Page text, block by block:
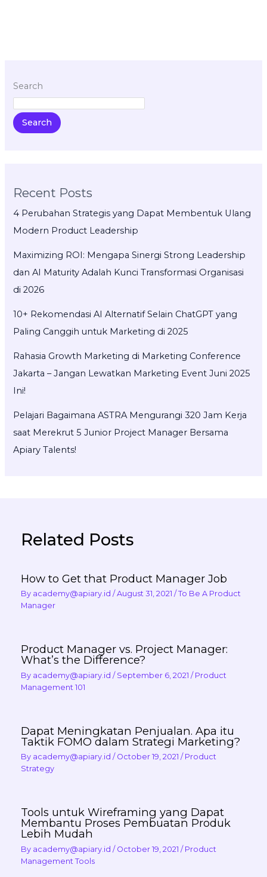
Search
Search
Recent Posts
4 Perubahan Strategis yang Dapat Membentuk Ulang
Modern Product Leadership
Maximizing ROI: Mengapa Sinergi Strong Leadership
dan AI Maturity Adalah Kunci Transformasi Organisasi
di 2026
10+ Rekomendasi AI Alternatif Selain ChatGPT yang
Paling Canggih untuk Marketing di 2025
Rahasia Growth Marketing di Marketing Conference
Jakarta – Jangan Lewatkan Marketing Event Juni 2025
Ini!
Pelajari Bagaimana ASTRA Mengurangi 320 Jam Kerja
saat Merekrut 5 Junior Project Manager Bersama
Apiary Talents!
Related Posts
How to Get that Product Manager Job
By academy@apiary.id/August 31, 2021/To Be A Product
Manager
Product Manager vs. Project Manager:
What’s the Difference?
By academy@apiary.id/ September 6, 2021/ Product
Management 101
Dapat Meningkatan Penjualan. Apa itu
Taktik FOMO dalam Strategi Marketing?
By academy@apiary.id/ October 19, 2021/ Product
Strategy
Tools untuk Wireframing yang Dapat
Membantu Proses Pembuatan Produk
Lebih Mudah
By academy@apiary.id/ October 19, 2021/ Product
Management Tools